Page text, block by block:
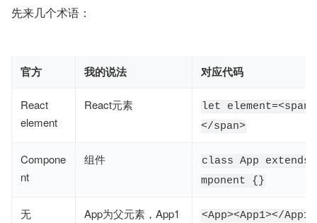
先来几个术语：
官方 我的说法 对应代码
React
element
React元素
let
</span>
Compone
nt
组件
class App extends
mponent {}
无
App为父元素，App1
<App><App1></